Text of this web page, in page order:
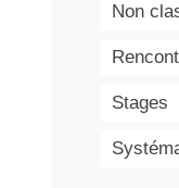
Non
Stages